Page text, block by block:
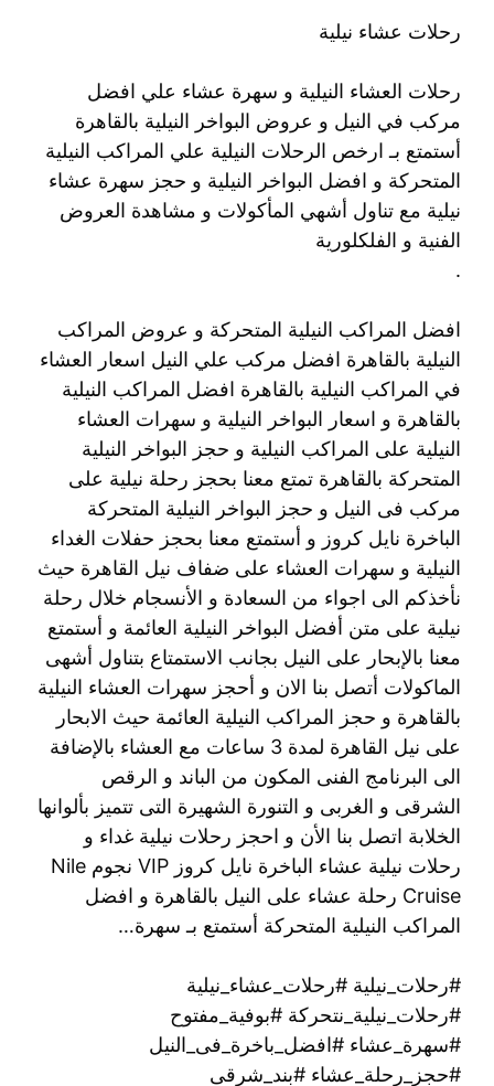
رحلات عشاء نيلية
رحلات العشاء النيلية و سهرة عشاء علي افضل
مركب في النيل و عروض البواخر النيلية بالقاهرة
أستمتع بـ ارخص الرحلات النيلية علي المراكب النيلية
المتحركة و افضل البواخر النيلية و حجز سهرة عشاء
نيلية مع تناول أشهي المأكولات و مشاهدة العروض
الفنية و الفلكلورية
.
افضل المراكب النيلية المتحركة و عروض المراكب
النيلية بالقاهرة افضل مركب علي النيل اسعار العشاء
في المراكب النيلية بالقاهرة افضل المراكب النيلية
بالقاهرة و اسعار البواخر النيلية و سهرات العشاء
النيلية على المراكب النيلية و حجز البواخر النيلية
المتحركة بالقاهرة تمتع معنا بحجز رحلة نيلية على
مركب فى النيل و حجز البواخر النيلية المتحركة
الباخرة نايل كروز و أستمتع معنا بحجز حفلات الغداء
النيلية و سهرات العشاء على ضفاف نيل القاهرة حيث
نأخذكم الى اجواء من السعادة و الأنسجام خلال رحلة
نيلية على متن أفضل البواخر النيلية العائمة و أستمتع
معنا بالإبحار على النيل بجانب الاستمتاع بتناول أشهى
الماكولات أتصل بنا الان و أحجز سهرات العشاء النيلية
بالقاهرة و حجز المراكب النيلية العائمة حيث الابحار
على نيل القاهرة لمدة 3 ساعات مع العشاء بالإضافة
الى البرنامج الفنى المكون من الباند و الرقص
الشرقى و الغربى و التنورة الشهيرة التى تتميز بألوانها
الخلابة اتصل بنا الأن و احجز رحلات نيلية غداء و
رحلات نيلية عشاء الباخرة نايل كروز VIP نجوم Nile
Cruise رحلة عشاء على النيل بالقاهرة و افضل
المراكب النيلية المتحركة أستمتع بـ سهرة…
#رحلات_نيلية #رحلات_عشاء_نيلية
#رحلات_نيلية_نتحركة #بوفية_مفتوح
#سهرة_عشاء #افضل_باخرة_فى_النيل
#حجز_رحلة_عشاء #بند_شرقى